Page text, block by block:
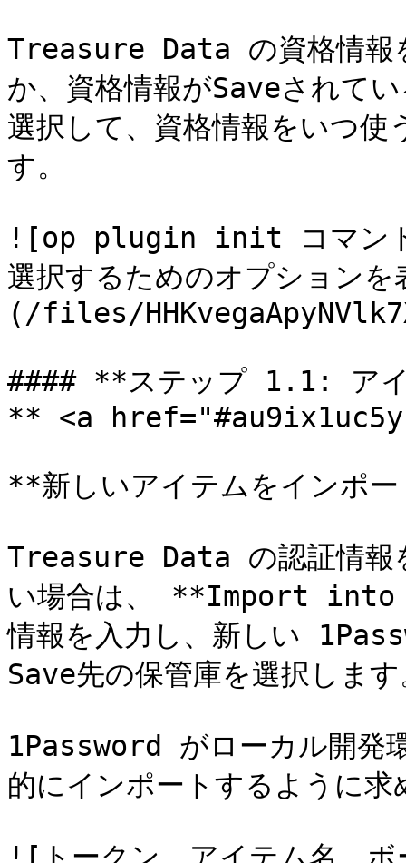
Treasure Data の資格情報
か、資格情報がSaveされて
選択して、資格情報をいつ
す。
![op plugin init コマンド
選択するためのオプション
(/files/
#### **ステップ 1.1: アイ
** <a
**新しいアイテムをインポ
Treasure Data の認証情報
い場合は、 **Import into
情報を入力し、新しい
Save先の保管庫を選択します
1Password がローカル開発
的にインポートするように求